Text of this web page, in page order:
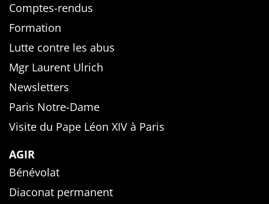
Comptes-rendus
Formation
Lutte contre les abus
Mgr Laurent Ulrich
Newsletters
Paris Notre-Dame
Visite du Pape Léon XIV à Paris
AGIR
Bénévolat
Diaconat permanent